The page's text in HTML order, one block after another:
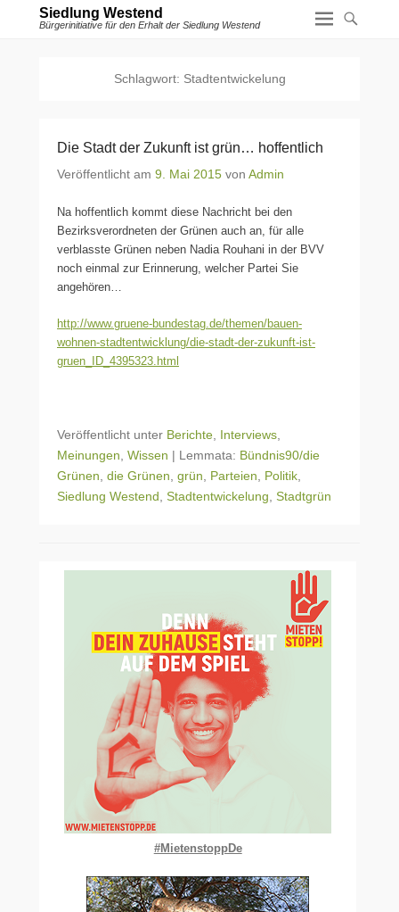
Siedlung Westend
Bürgerinitiative für den Erhalt der Siedlung Westend
Schlagwort: Stadtentwickelung
Die Stadt der Zukunft ist grün… hoffentlich
Veröffentlicht am 9. Mai 2015 von Admin
Na hoffentlich kommt diese Nachricht bei den
Bezirksverordneten der Grünen auch an, für alle
verblasste Grünen neben Nadia Rouhani in der BVV
noch einmal zur Erinnerung, welcher Partei Sie
angehören…
http://www.gruene-bundestag.de/themen/bauen-
wohnen-stadtentwicklung/die-stadt-der-zukunft-ist-
gruen_ID_4395323.html
Veröffentlicht unter Berichte Interviews
Meinungen Wissen | Lemmata: Bündnis90/die
Grünen die Grünen grün Parteien Politik
Siedlung Westend Stadtentwickelung Stadtgrün
#MietenstoppDe